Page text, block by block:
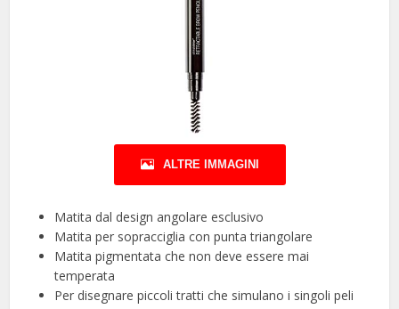
ALTRE IMMAGINI
Matita dal design angolare esclusivo
Matita per sopracciglia con punta triangolare
Matita pigmentata che non deve essere mai
temperata
Per disegnare piccoli tratti che simulano i singoli peli